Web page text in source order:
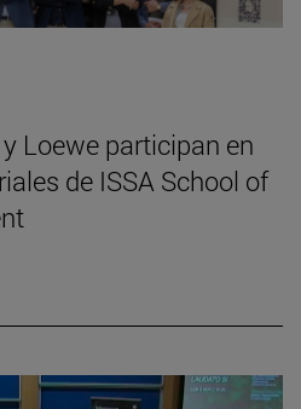
Loewe participan en
de ISSA School of